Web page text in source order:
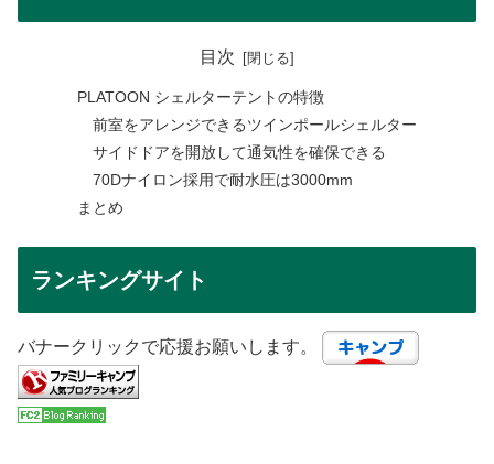
目次
PLATOON シェルターテントの特徴
前室をアレンジできるツインポールシェルター
サイドドアを開放して通気性を確保できる
70Dナイロン採用で耐水圧は3000mm
まとめ
ランキングサイト
バナークリックで応援お願いします。